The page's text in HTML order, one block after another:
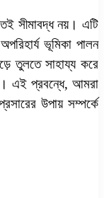
সীমাবদ্ধ নয়। এটি
ভূমিকা পালন
তুলতে সাহায্য করে
এই প্রবন্ধে, আমরা
উপায় সম্পর্কে